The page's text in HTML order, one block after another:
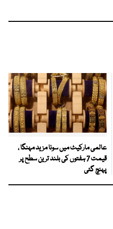
عالمی مارکیٹ میں سونا مزید مہنگا ،
قیمت 7 ہفتوں کی بلند ترین سطح پر
پہنچ گئی